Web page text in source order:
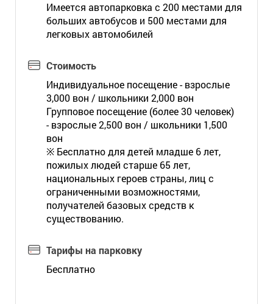
Имеется автопарковка с 200 местами для
больших автобусов и 500 местами для
легковых автомобилей
Стоимость
Индивидуальное посещение - взрослые
3,000 вон / школьники 2,000 вон
Групповое посещение (более 30 человек)
- взрослые 2,500 вон / школьники 1,500
вон
※ Бесплатно для детей младше 6 лет,
пожилых людей старше 65 лет,
национальных героев страны, лиц с
ограниченными возможностями,
получателей базовых средств к
существованию.
Тарифы на парковку
Бесплатно